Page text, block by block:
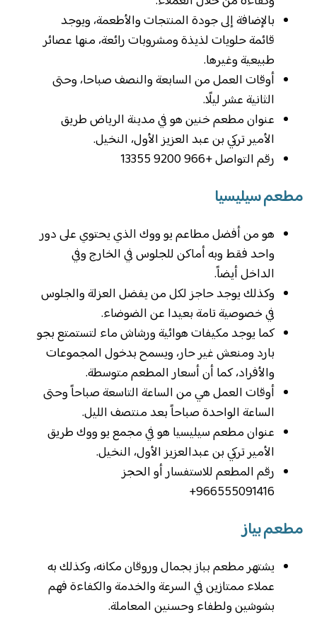
بالإضافة إلى جودة المنتجات والأطعمة، ويوجد
قائمة حلويات لذيذة ومشروبات رائعة، منها عصائر
طبيعية وغيرها.
أوقات العمل من السابعة والنصف صباحا، وحتى
الثانية عشر ليلًا.
عنوان مطعم خنين هو في مدينة الرياض طريق
الأمير تركي بن عبد العزيز الأول، النخيل.
رقم التواصل ‏+966 9200 13355
مطعم سيليسيا
هو من أفضل مطاعم يو ووك الذي يحتوي على دور
واحد فقط وبه أماكن للجلوس في الخارج وفي
الداخل أيضاً.
وكذلك يوجد حاجز لكل من يفضل العزلة والجلوس
في خصوصية تامة بعيدا عن الضوضاء.
كما يوجد مكيفات هوائية ورشاش ماء لتستمتع بجو
بارد ومنعش غير حار، ويسمح بدخول المجموعات
والأفراد، كما أن أسعار المطعم متوسطة.
أوقات العمل هي من الساعة التاسعة صباحاً وحتى
الساعة الواحدة صباحاً بعد منتصف الليل.
عنوان مطعم سيليسيا هو في مجمع يو ووك طريق
الأمير تركي بن عبدالعزيز الأول، النخيل.
رقم المطعم للاستفسار أو الحجز
966555091416+
مطعم بياز
يشتهر مطعم بباز بجمال وروقان مكانه، وكذلك به
عملاء ممتازين في السرعة والخدمة والكفاءة فهم
بشوشين ولطفاء وحسنين المعاملة.